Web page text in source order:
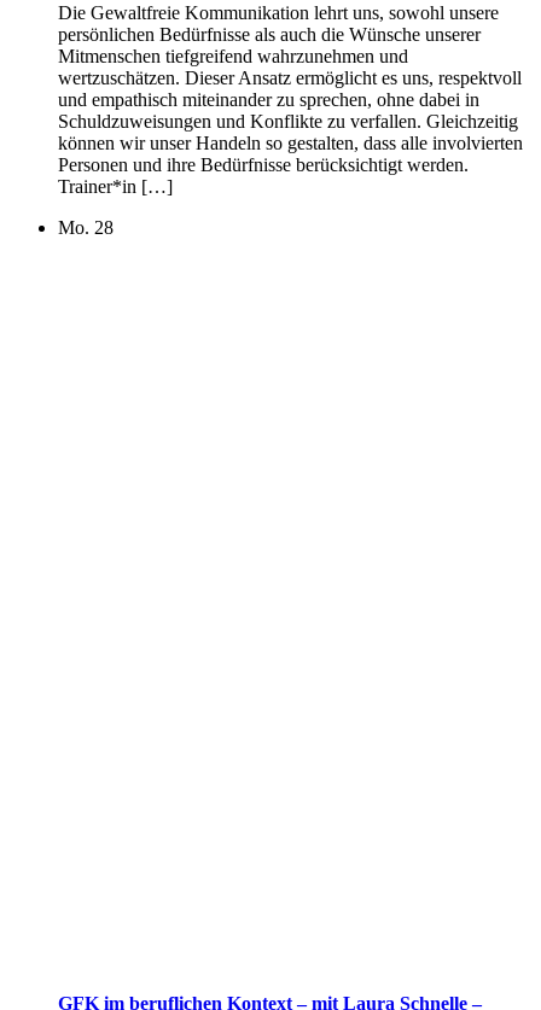
Die Gewaltfreie Kommunikation lehrt uns, sowohl unsere
persönlichen Bedürfnisse als auch die Wünsche unserer
Mitmenschen tiefgreifend wahrzunehmen und
wertzuschätzen. Dieser Ansatz ermöglicht es uns, respektvoll
und empathisch miteinander zu sprechen, ohne dabei in
Schuldzuweisungen und Konflikte zu verfallen. Gleichzeitig
können wir unser Handeln so gestalten, dass alle involvierten
Personen und ihre Bedürfnisse berücksichtigt werden.
Trainer*in […]
Mo. 28
GFK im beruflichen Kontext – mit Laura Schnelle –